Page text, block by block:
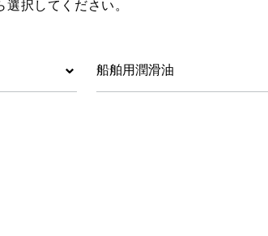
択してください。
船舶用潤滑油